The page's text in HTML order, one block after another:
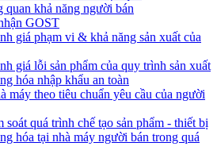
quan khả năng người bán
GOST
giá phạm vi & khả năng sản xuất của
giá lỗi sản phẩm của quy trình sản xuất
hóa nhập khẩu an toàn
máy theo tiêu chuẩn yêu cầu của người
soát quá trình chế tạo sản phẩm - thiết bị
hóa tại nhà máy người bán trong quá